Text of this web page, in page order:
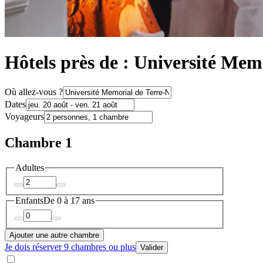
Hôtels près de : Université
Où allez-vous ?
Dates
Voyageurs
Chambre 1
Adultes
EnfantsDe 0 à 17 ans
Ajouter une autre chambre
Je dois réserver 9 chambres ou plus Valider